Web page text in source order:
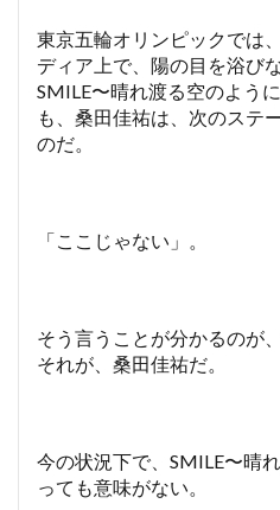
東京五輪オリンピックでは
ディア上で、陽の目を浴び
SMILE〜晴れ渡る空のよう
も、桑田佳祐は、次のステ
のだ。
「ここじゃない」。
そう言うことが分かるのが
それが、桑田佳祐だ。
今の状況下で、SMILE〜晴
っても意味がない。